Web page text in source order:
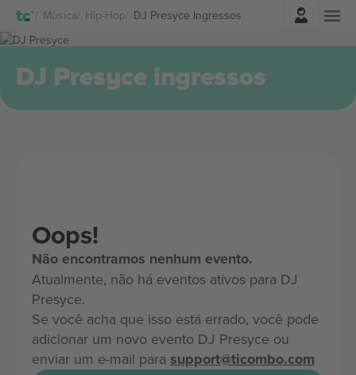
Música Hip-Hop DJ Presyce Ingressos
Entrar
DJ Presyce ingressos
Oops!
Não encontramos nenhum evento.
Atualmente, não há eventos ativos para DJ
Presyce.
Se você acha que isso está errado, você pode
adicionar um novo evento DJ Presyce ou
enviar um e-mail para support@ticombo.com